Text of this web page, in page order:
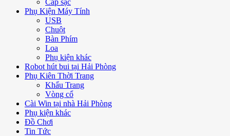
Cáp sạc
Phụ Kiện Máy Tính
USB
Chuột
Bàn Phím
Loa
Phụ kiện khác
Robot hút bui tại Hải Phòng
Phụ Kiên Thời Trang
Khẩu Trang
Vòng cổ
Cài Win tại nhà Hải Phòng
Phụ kiện khác
Đồ Chơi
Tin Tức